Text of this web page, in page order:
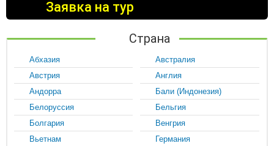
Заявка на тур
Страна
Абхазия
Австралия
Австрия
Англия
Андорра
Бали (Индонезия)
Белоруссия
Бельгия
Болгария
Венгрия
Вьетнам
Германия